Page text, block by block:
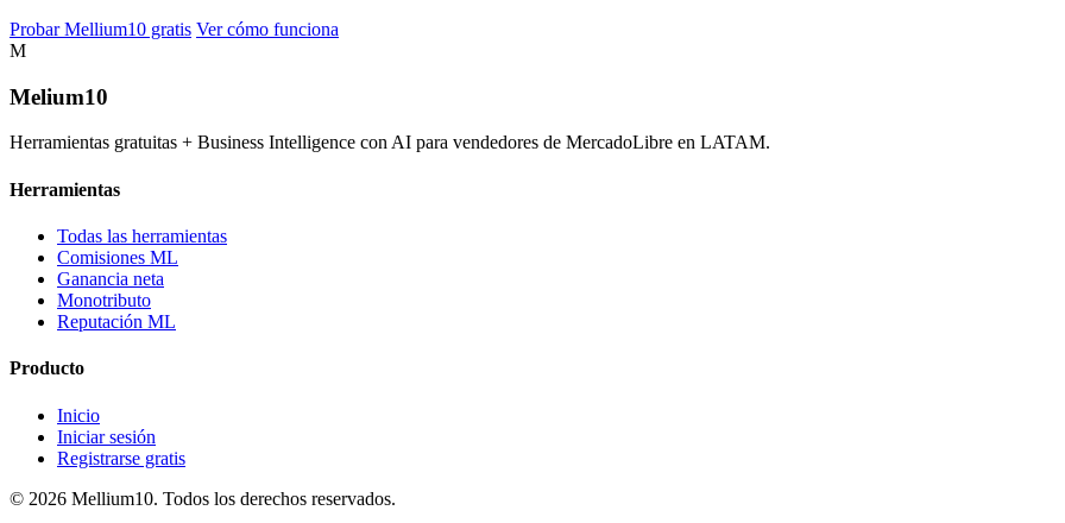
Probar Mellium10 gratis Ver cómo funciona
M
Melium10
Herramientas gratuitas + Business Intelligence con AI para vendedores de MercadoLibre en LATAM.
Herramientas
Todas las herramientas
Comisiones ML
Ganancia neta
Monotributo
Reputación ML
Producto
Inicio
Iniciar sesión
Registrarse gratis
© 2026 Mellium10. Todos los derechos reservados.